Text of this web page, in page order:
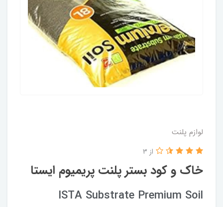
لوازم پلنت
خاک و کود بستر پلنت پریمیوم ایستا
از 3
ISTA Substrate Premium Soil